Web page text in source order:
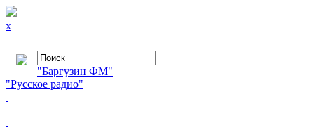
x
"Баргузин ФМ"
"Русское радио"